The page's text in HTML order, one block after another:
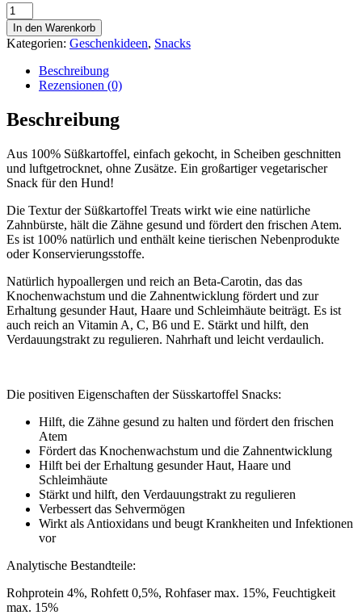
Süßkartoffel
Snack
von
Green
Wilds
Menge
In den Warenkorb
Kategorien: Geschenkideen, Snacks
Beschreibung
Rezensionen (0)
Beschreibung
Aus 100% Süßkartoffel, einfach gekocht, in Scheiben geschnitten
und luftgetrocknet, ohne Zusätze. Ein großartiger vegetarischer
Snack für den Hund!
Die Textur der Süßkartoffel Treats wirkt wie eine natürliche
Zahnbürste, hält die Zähne gesund und fördert den frischen Atem.
Es ist 100% natürlich und enthält keine tierischen Nebenprodukte
oder Konservierungsstoffe.
Natürlich hypoallergen und reich an Beta-Carotin, das das
Knochenwachstum und die Zahnentwicklung fördert und zur
Erhaltung gesunder Haut, Haare und Schleimhäute beiträgt. Es ist
auch reich an Vitamin A, C, B6 und E. Stärkt und hilft, den
Verdauungstrakt zu regulieren. Nahrhaft und leicht verdaulich.
Die positiven Eigenschaften der Süsskartoffel Snacks:
Hilft, die Zähne gesund zu halten und fördert den frischen
Atem
Fördert das Knochenwachstum und die Zahnentwicklung
Hilft bei der Erhaltung gesunder Haut, Haare und
Schleimhäute
Stärkt und hilft, den Verdauungstrakt zu regulieren
Verbessert das Sehvermögen
Wirkt als Antioxidans und beugt Krankheiten und Infektionen
vor
Analytische Bestandteile:
Rohprotein 4%, Rohfett 0,5%, Rohfaser max. 15%, Feuchtigkeit
max. 15%